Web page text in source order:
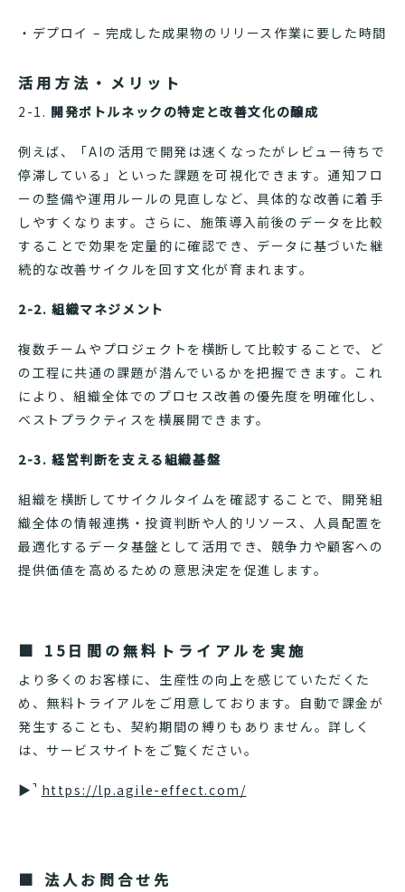
・デプロイ – 完成した成果物のリリース作業に要した時間
活用方法・メリット
2-1. 開発ボトルネックの特定と改善文化の醸成
例えば、「AIの活用で開発は速くなったがレビュー待ちで
停滞している」といった課題を可視化できます。通知フロ
ーの整備や運用ルールの見直しなど、具体的な改善に着手
しやすくなります。さらに、施策導入前後のデータを比較
することで効果を定量的に確認でき、データに基づいた継
続的な改善サイクルを回す文化が育まれます。
2-2. 組織マネジメント
複数チームやプロジェクトを横断して比較することで、ど
の工程に共通の課題が潜んでいるかを把握できます。これ
により、組織全体でのプロセス改善の優先度を明確化し、
ベストプラクティスを横展開できます。
2-3. 経営判断を支える組織基盤
組織を横断してサイクルタイムを確認することで、開発組
織全体の情報連携・投資判断や人的リソース、人員配置を
最適化するデータ基盤として活用でき、競争力や顧客への
提供価値を高めるための意思決定を促進します。
■ 15日間の無料トライアルを実施
より多くのお客様に、生産性の向上を感じていただくた
め、無料トライアルをご用意しております。自動で課金が
発生することも、契約期間の縛りもありません。詳しく
は、サービスサイトをご覧ください。
▶︎ https://lp.agile-effect.com/
■ 法人お問合せ先